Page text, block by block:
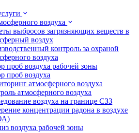
воздуха
выбросов загрязняющих веществ в
воздух
контроль за охраной
воздуха
проб воздуха рабочей зоны
проб воздуха
атмосферного воздуха
атмосферного воздуха
воздуха на границе СЗЗ
концентрации радона в воздухе
воздуха рабочей зоны